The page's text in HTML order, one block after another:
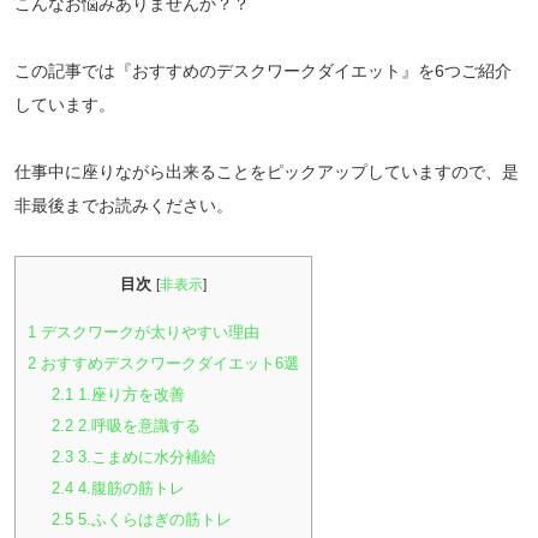
こんなお悩みありませんか？？
この記事では『おすすめのデスクワークダイエット』を6つご紹介
しています。
仕事中に座りながら出来ることをピックアップしていますので、是
非最後までお読みください。
目次 [非表示]
1 デスクワークが太りやすい理由
2 おすすめデスクワークダイエット6選
2.1 1.座り方を改善
2.22.呼吸を意識する
2.33.こまめに水分補給
2.44.腹筋の筋トレ
2.55.ふくらはぎの筋トレ